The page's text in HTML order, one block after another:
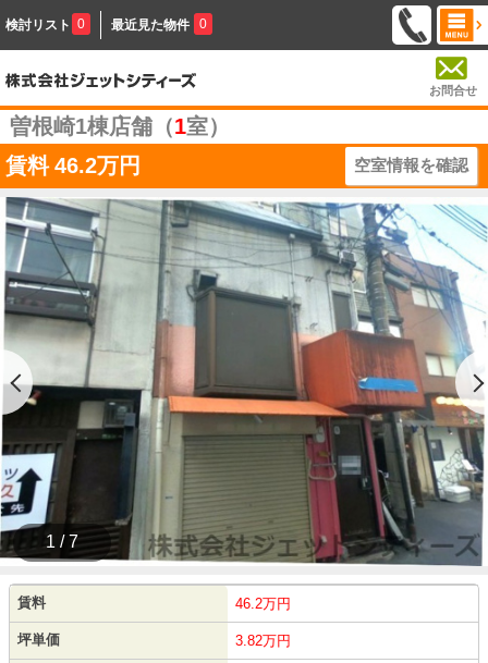
検討リスト 0 最近見た物件 0
お問合せ
曽根崎1棟店舗（1室）
賃料 46.2万円 空室情報を確認
1 / 7
賃料 46.2万円
坪単価 3.82万円